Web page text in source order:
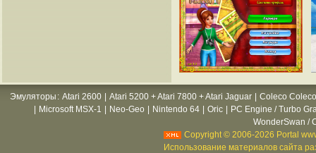
Эмуляторы : Atari 2600 Atari 5200 + Atari 7800 + Atari Jaguar
Coleco
Microsoft MSX-1 Neo-Geo Nintendo 64 Oric
PC Engine / Turbo
WonderSwan /
Copyright © 2006-2026 Portal
Использование материалов сайта